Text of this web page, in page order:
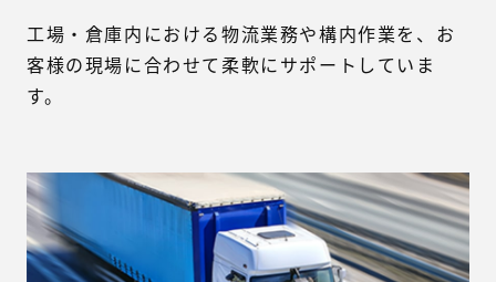
工場・倉庫内における物流業務や構内作業を、お
客様の現場に合わせて柔軟にサポートしていま
す。